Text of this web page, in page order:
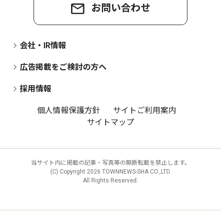
お問い合わせ
会社・IR情報
広告掲載をご検討の方へ
採用情報
個人情報保護方針
サイトご利用案内
サイトマップ
当サイト内に掲載の記事・写真等の無断転載を禁止します。
(C) Copyright 2026 TOWNNEWS-SHA CO.,LTD.
All Rights Reserved.